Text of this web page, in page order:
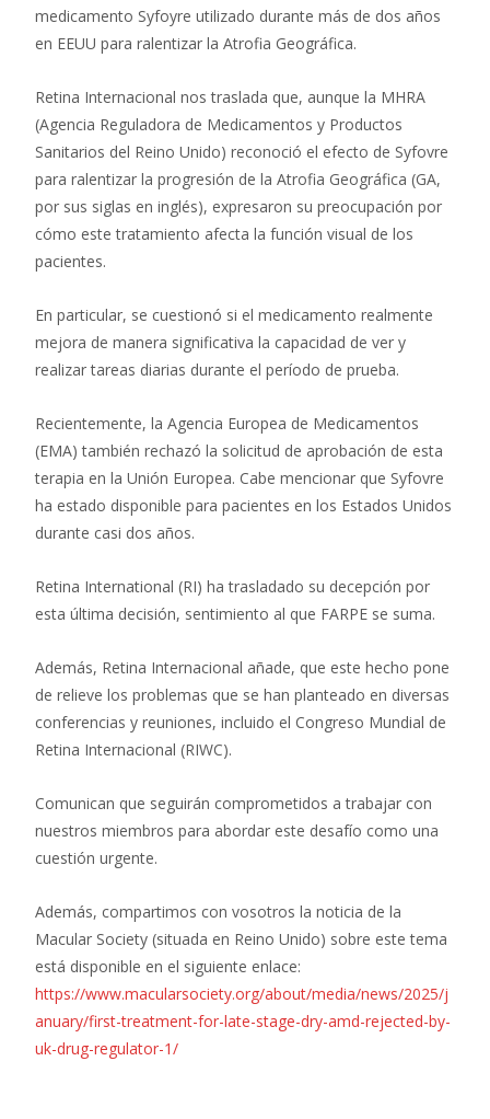
medicamento Syfoyre utilizado durante más de dos años
en EEUU para ralentizar la Atrofia Geográfica.
Retina Internacional nos traslada que, aunque la MHRA
(Agencia Reguladora de Medicamentos y Productos
Sanitarios del Reino Unido) reconoció el efecto de Syfovre
para ralentizar la progresión de la Atrofia Geográfica (GA,
por sus siglas en inglés), expresaron su preocupación por
cómo este tratamiento afecta la función visual de los
pacientes.
En particular, se cuestionó si el medicamento realmente
mejora de manera significativa la capacidad de ver y
realizar tareas diarias durante el período de prueba.
Recientemente, la Agencia Europea de Medicamentos
(EMA) también rechazó la solicitud de aprobación de esta
terapia en la Unión Europea. Cabe mencionar que Syfovre
ha estado disponible para pacientes en los Estados Unidos
durante casi dos años.
Retina International (RI) ha trasladado su decepción por
esta última decisión, sentimiento al que FARPE se suma.
Además, Retina Internacional añade, que este hecho pone
de relieve los problemas que se han planteado en diversas
conferencias y reuniones, incluido el Congreso Mundial de
Retina Internacional (RIWC).
Comunican que seguirán comprometidos a trabajar con
nuestros miembros para abordar este desafío como una
cuestión urgente.
Además, compartimos con vosotros la noticia de la
Macular Society (situada en Reino Unido) sobre este tema
está disponible en el siguiente enlace:
https://www.macularsociety.org/about/media/news/2025/j
anuary/first-treatment-for-late-stage-dry-amd-rejected-by-
uk-drug-regulator-1/